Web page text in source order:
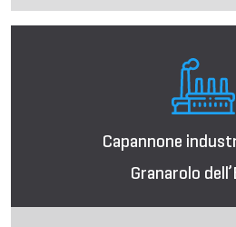
Capannone
Granarolo